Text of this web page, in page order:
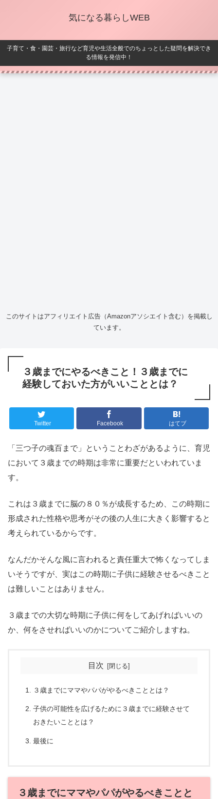
気になる暮らしWEB
子育て・食・園芸・旅行など育児や生活全般でのちょっとした疑問を解決でき
る情報を発信中！
このサイトはアフィリエイト広告（Amazonアソシエイト含む）を掲載し
ています。
３歳までにやるべきこと！３歳までに
経験しておいた方がいいこととは？
Twitter Facebook はてブ
「三つ子の魂百まで」ということわざがあるように、育児
において３歳までの時期は非常に重要だといわれていま
す。
これは３歳までに脳の８０％が成長するため、この時期に
形成された性格や思考がその後の人生に大きく影響すると
考えられているからです。
なんだかそんな風に言われると責任重大で怖くなってしま
いそうですが、実はこの時期に子供に経験させるべきこと
は難しいことはありません。
３歳までの大切な時期に子供に何をしてあげればいいの
か、何をさせればいいのかについてご紹介しますね。
目次
３歳までにママやパパがやるべきこととは？
子供の可能性を広げるために３歳までに経験させて
おきたいこととは？
最後に
３歳までにママやパパがやるべきことと